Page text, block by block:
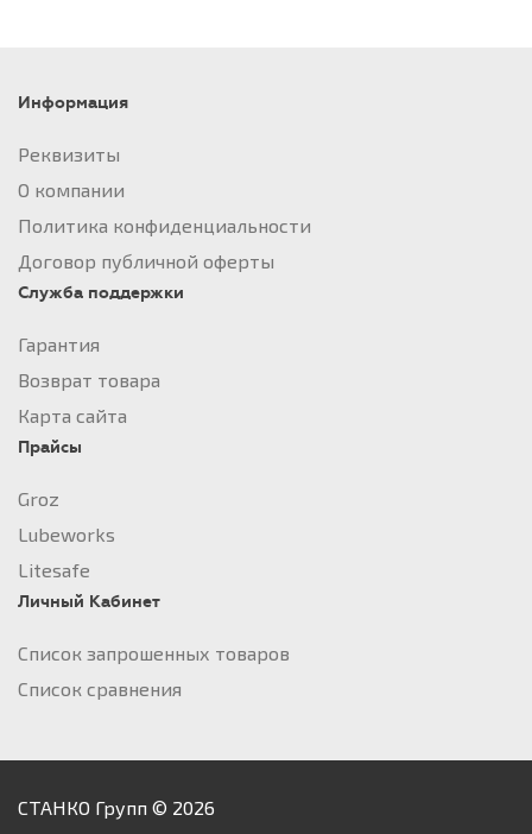
Информация
Реквизиты
О компании
Политика конфиденциальности
Договор публичной оферты
Служба поддержки
Гарантия
Возврат товара
Карта сайта
Прайсы
Groz
Lubeworks
Litesafe
Личный Кабинет
Список запрошенных товаров
Список сравнения
СТАНКО Групп © 2026